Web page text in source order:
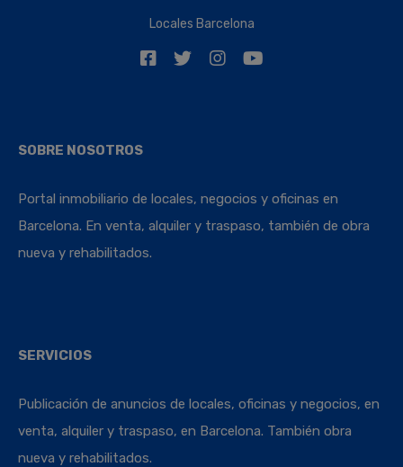
Locales Barcelona
SOBRE NOSOTROS
Portal inmobiliario de locales, negocios y oficinas en
Barcelona. En venta, alquiler y traspaso, también de obra
nueva y rehabilitados.
SERVICIOS
Publicación de anuncios de locales, oficinas y negocios, en
venta, alquiler y traspaso, en Barcelona. También obra
nueva y rehabilitados.